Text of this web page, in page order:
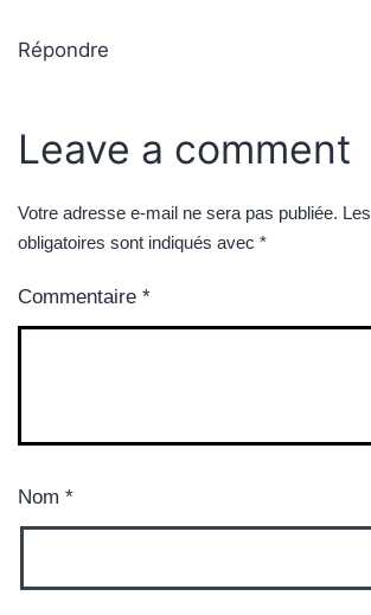
Répondre
Leave a comment
Votre adresse e-mail ne sera pas publiée.
obligatoires sont indiqués avec *
Commentaire *
Nom *